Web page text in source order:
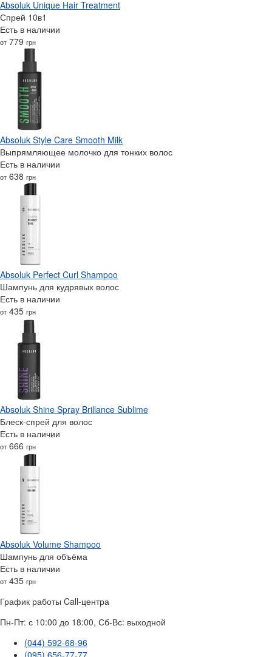
Absoluk Unique Hair Treatment
Спрей 10в1
Есть в наличии
от 779 грн
Absoluk Style Care Smooth Milk
Выпрямляющее молочко для тонких волос
Есть в наличии
от 638 грн
Absoluk Perfect Curl Shampoo
Шампунь для кудрявых волос
Есть в наличии
от 435 грн
Absoluk Shine Spray Brillance Sublime
Блеск-спрей для волос
Есть в наличии
от 666 грн
Absoluk Volume Shampoo
Шампунь для объёма
Есть в наличии
от 435 грн
График работы Call-центра
Пн-Пт: с 10:00 до 18:00, Сб-Вс: выходной
(044) 592-68-96
(095) 656-77-77